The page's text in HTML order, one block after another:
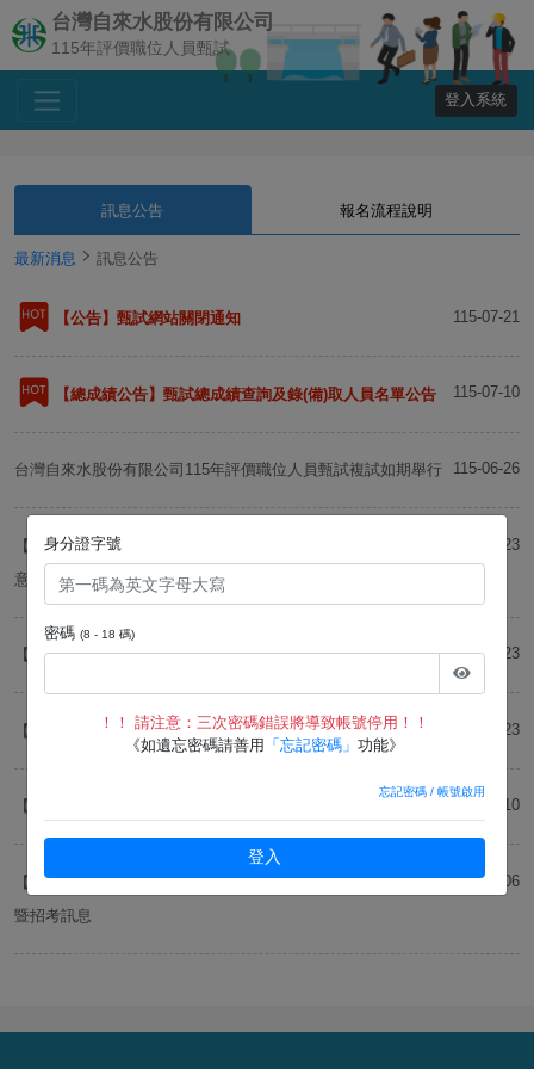
台灣自來水股份有限公司
115年評價職位人員甄試
登入系統
訊息公告 報名流程說明
最新消息 訊息公告
【公告】甄試網站關閉通知 115-07-21
【總成績公告】甄試總成績查詢及錄(備)取人員名單公告 115-07-10
台灣自來水股份有限公司115年評價職位人員甄試複試如期舉行 115-06-26
【第二試】第二試入場通知書、各項文件檢核表下載及應試注
意事項
115-06-23
【第二試】操作類乙術科相關注意事項 115-06-23
【第二試】體能測試相關說明 115-06-23
【初試】筆試成績查詢 115-06-10
【簡章】台灣自來水股份有限公司115年評價職位人員甄試簡章
暨招考訊息
115-03-06
身分證字號
密碼 (8 - 18 碼)
！！ 請注意：三次密碼錯誤將導致帳號停用！！
《如遺忘密碼請善用 「忘記密碼」 功能》
忘記密碼 / 帳號啟用
登入